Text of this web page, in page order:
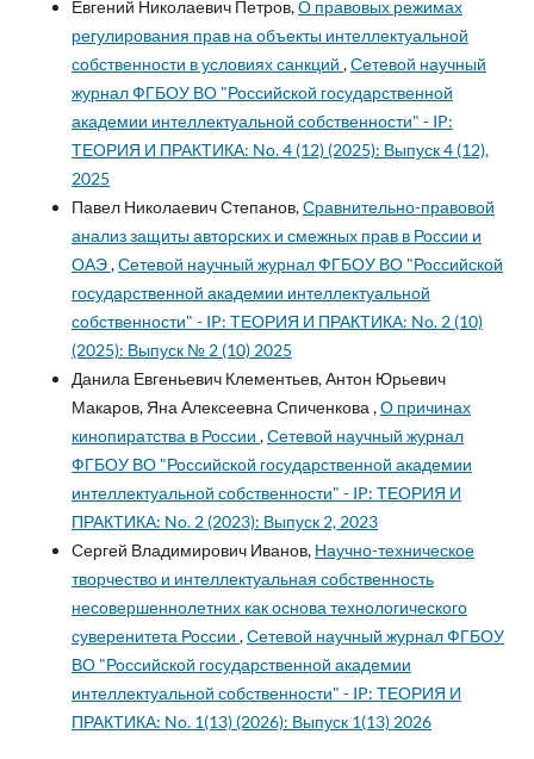
Евгений Николаевич Петров,О правовых режимах
регулирования прав на объекты интеллектуальной
собственности в условиях санкций ,Сетевой научный
журнал ФГБОУ ВО "Российской государственной
академии интеллектуальной собственности" - IP:
ТЕОРИЯ И ПРАКТИКА: No. 4 (12) (2025): Выпуск 4 (12),
2025
Павел Николаевич Степанов,Сравнительно-правовой
анализ защиты авторских и смежных прав в России и
ОАЭ,Сетевой научный журнал ФГБОУ ВО "Российской
государственной академии интеллектуальной
собственности" - IP: ТЕОРИЯ И ПРАКТИКА: No. 2 (10)
(2025): Выпуск № 2 (10) 2025
Данила Евгеньевич Клементьев, Антон Юрьевич
Макаров, Яна Алексеевна Спиченкова ,О причинах
кинопиратства в России ,Сетевой научный журнал
ФГБОУ ВО "Российской государственной академии
интеллектуальной собственности" - IP: ТЕОРИЯ И
ПРАКТИКА: No. 2 (2023): Выпуск 2, 2023
Сергей Владимирович Иванов, Научно-техническое
творчество и интеллектуальная собственность
несовершеннолетних как основа технологического
суверенитета России ,Сетевой научный журнал ФГБОУ
ВО "Российской государственной академии
интеллектуальной собственности" - IP: ТЕОРИЯ И
ПРАКТИКА: No. 1(13) (2026): Выпуск 1(13) 2026